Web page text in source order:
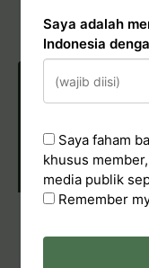
Saya adalah
Indonesia
Saya faham
khusus
media publik
Remember